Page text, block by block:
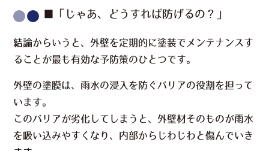
■「じゃあ、どうすれば防げるの？」
結論からいうと、外壁を定期的に塗装でメンテナンスす
ることが最も有効な予防策のひとつです。
外壁の塗膜は、雨水の浸入を防ぐバリアの役割を担って
います。
このバリアが劣化してしまうと、外壁材そのものが雨水
を吸い込みやすくなり、内部からじわじわと傷んでいき